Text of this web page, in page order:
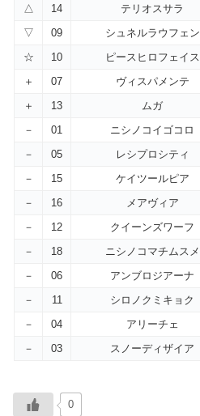
△
14 テリオスサラ
▽
09 シュネルラウフェン
☆
10 ピースヒロフェイス
＋
07 ヴィスパメンテ
＋
13 ムガ
－
01 ニシノコイゴコロ
－
05 レシプロシティ
－
15 ケイツールピア
－
16 メアヴィア
－
12 クイーンズワーフ
－
18 ニシノコマチムスメ
－
06 アンブロジアーナ
－
11 シロノクミキョク
－
04 アリーチェ
－
03 スノーディザイア
0